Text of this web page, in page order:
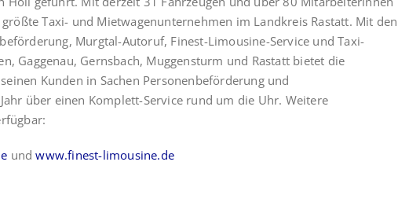
Taxi- und Mietwagenunternehmen im Landkreis Rastatt. Mit den
Murgtal-Autoruf, Finest-Limousine-Service und Taxi-
Gaggenau, Gernsbach, Muggensturm und Rastatt bietet die
Kunden in Sachen Personenbeförderung und
über einen Komplett-Service rund um die Uhr. Weitere
undwww.finest-limousine.de